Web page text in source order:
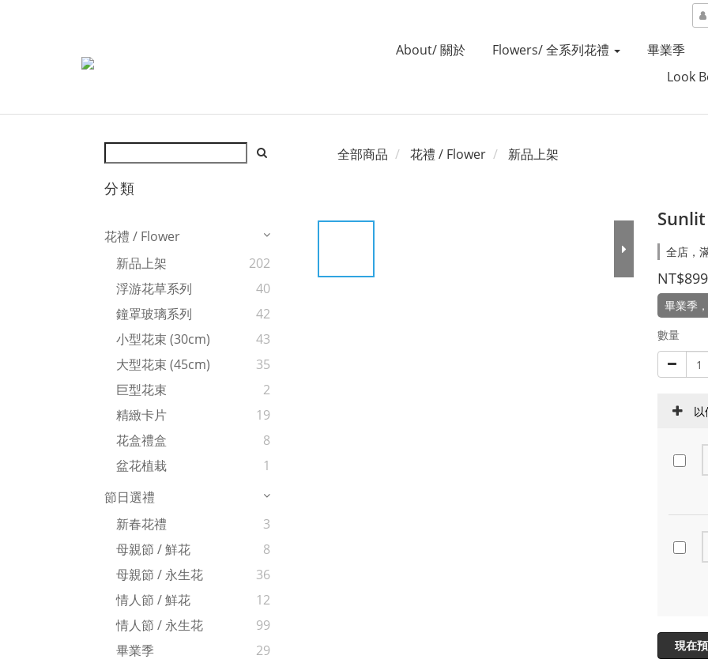
About/ 關於 Flowers/ 全系列花禮 畢業季
Look
分類
花禮 / Flower
新品上架
202
浮游花草系列
40
鐘罩玻璃系列
42
小型花束 (30cm)
43
大型花束 (45cm)
35
巨型花束
2
精緻卡片
19
花盒禮盒
8
盆花植栽
1
節日選禮
新春花禮
3
母親節 / 鮮花
8
母親節 / 永生花
36
情人節 / 鮮花
12
情人節 / 永生花
99
畢業季
29
全部商品 花禮 / Flower 新品上架
全店，
NT$899
畢業季
數量
以
現在